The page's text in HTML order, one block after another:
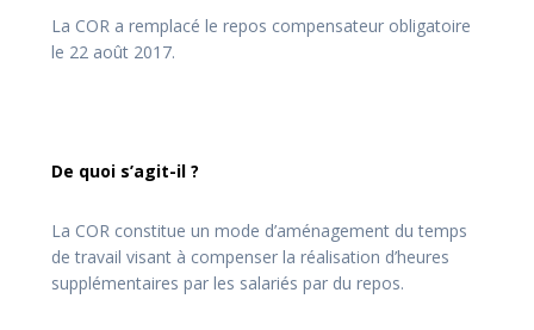
La COR a remplacé le repos compensateur obligatoire
le 22 août 2017.
De quoi s’agit-il ?
La COR constitue un mode d’aménagement du temps
de travail visant à compenser la réalisation d’heures
supplémentaires par les salariés par du repos.